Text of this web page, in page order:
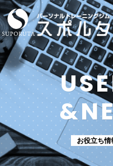
お役立ち